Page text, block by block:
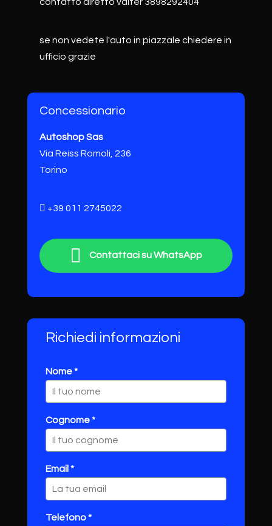
se non vedete l'auto in piazzale chiedere in
ufficio grazie
Concessionario
Autoshop Sas
Via Reiss Romoli, 236
Torino
+39 011 2745022
Contattaci su WhatsApp
Richiedi informazioni
Nome *
Cognome *
Email *
Telefono *